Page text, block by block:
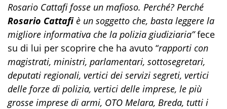
Rosario Cattafi fosse un mafioso. Perché? Perché
Rosario Cattafiè un soggetto che, basta leggere la
migliore informativa che la polizia giudiziaria”fece
su di lui per scoprire che ha avuto “rapporti con
magistrati, ministri, parlamentari, sottosegretari,
deputati regionali, vertici dei servizi segreti, vertici
delle forze di polizia, vertici delle imprese, le più
grosse imprese di armi, OTO Melara, Breda, tutti i